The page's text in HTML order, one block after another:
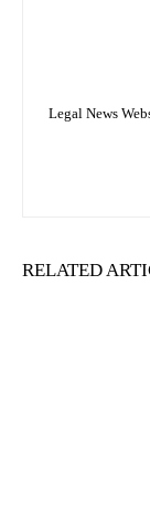
Legal News
RELATED